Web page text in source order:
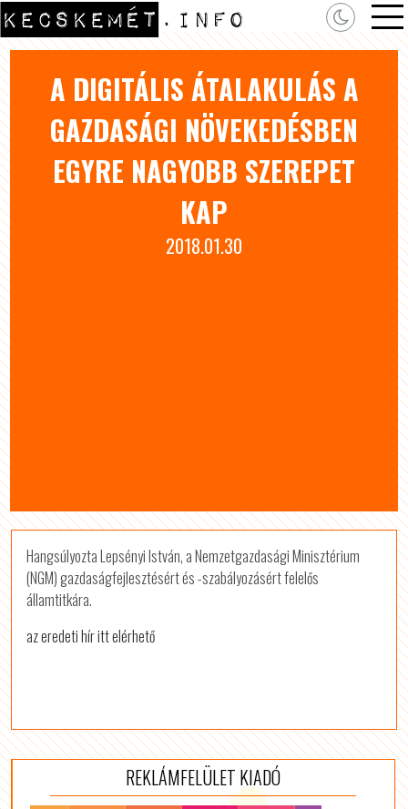
A DIGITÁLIS ÁTALAKULÁS A
GAZDASÁGI NÖVEKEDÉSBEN
EGYRE NAGYOBB SZEREPET
KAP
2018.01.30
Hangsúlyozta Lepsényi István, a Nemzetgazdasági Minisztérium
(NGM) gazdaságfejlesztésért és -szabályozásért felelős
államtitkára.
az eredeti hír itt elérhető
REKLÁMFELÜLET KIADÓ